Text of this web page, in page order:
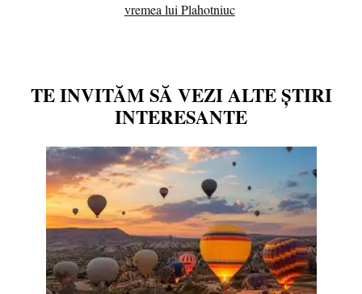
vremea lui Plahotniuc
TE INVITĂM SĂ VEZI ALTE ȘTIRI
INTERESANTE